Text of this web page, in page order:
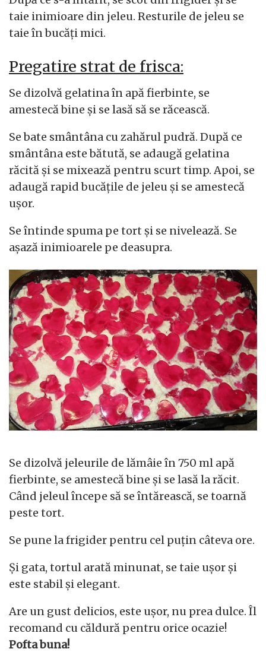
taie inimioare din jeleu. Resturile de jeleu se
taie în bucăți mici.
Pregatire strat de frisca:
Se dizolvă gelatina în apă fierbinte, se
amestecă bine și se lasă să se răcească.
Se bate smântâna cu zahărul pudră. După ce
smântâna este bătută, se adaugă gelatina
răcită și se mixează pentru scurt timp. Apoi, se
adaugă rapid bucățile de jeleu și se amestecă
ușor.
Se întinde spuma pe tort și se nivelează. Se
așază inimioarele pe deasupra.
Se dizolvă jeleurile de lămâie în 750 ml apă
fierbinte, se amestecă bine și se lasă la răcit.
Când jeleul începe să se întărească, se toarnă
peste tort.
Se pune la frigider pentru cel puțin câteva ore.
Și gata, tortul arată minunat, se taie ușor și
este stabil și elegant.
Are un gust delicios, este ușor, nu prea dulce. Îl
recomand cu căldură pentru orice ocazie!
Pofta buna!